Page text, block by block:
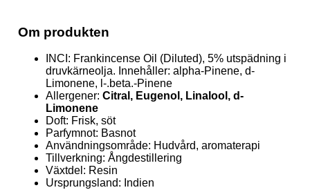
Om produkten
INCI: Frankincense Oil (Diluted), 5% utspädning i
druvkärneolja. Innehåller: alpha-Pinene, d-
Limonene, l-.beta.-Pinene
Allergener: Citral, Eugenol, Linalool, d-
Limonene
Doft: Frisk, söt
Parfymnot: Basnot
Användningsområde: Hudvård, aromaterapi
Tillverkning: Ångdestillering
Växtdel: Resin
Ursprungsland: Indien